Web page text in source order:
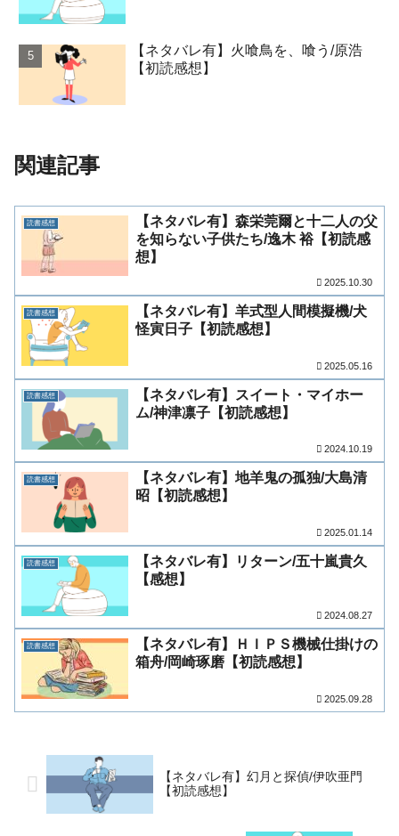
【ネタバレ有】火喰鳥を、喰う/原浩
【初読感想】
関連記事
読書感想
【ネタバレ有】森栄莞爾と十二人の父
を知らない子供たち/逸木 裕【初読感
想】
2025.10.30
読書感想
【ネタバレ有】羊式型人間模擬機/犬
怪寅日子【初読感想】
2025.05.16
読書感想
【ネタバレ有】スイート・マイホー
ム/神津凛子【初読感想】
2024.10.19
読書感想
【ネタバレ有】地羊鬼の孤独/大島清
昭【初読感想】
2025.01.14
読書感想
【ネタバレ有】リターン/五十嵐貴久
【感想】
2024.08.27
読書感想
【ネタバレ有】ＨＩＰＳ機械仕掛けの
箱舟/岡崎琢磨【初読感想】
2025.09.28
【ネタバレ有】幻月と探偵/伊吹亜門
【初読感想】